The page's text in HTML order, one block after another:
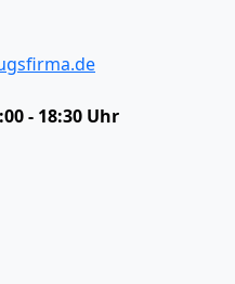
- 18:30 Uhr